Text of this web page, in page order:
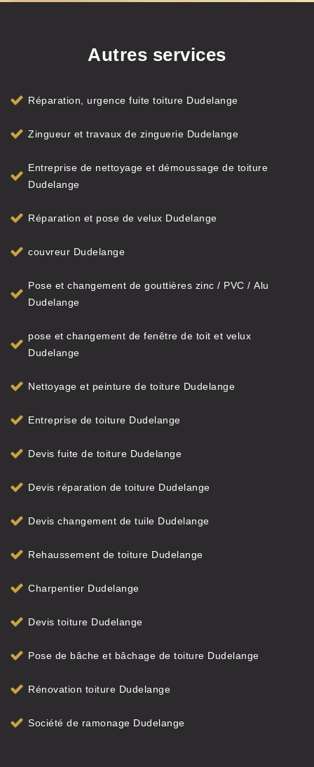
Autres services
Réparation, urgence fuite toiture Dudelange
Zingueur et travaux de zinguerie Dudelange
Entreprise de nettoyage et démoussage de toiture
Dudelange
Réparation et pose de velux Dudelange
couvreur Dudelange
Pose et changement de gouttières zinc / PVC / Alu
Dudelange
pose et changement de fenêtre de toit et velux
Dudelange
Nettoyage et peinture de toiture Dudelange
Entreprise de toiture Dudelange
Devis fuite de toiture Dudelange
Devis réparation de toiture Dudelange
Devis changement de tuile Dudelange
Rehaussement de toiture Dudelange
Charpentier Dudelange
Devis toiture Dudelange
Pose de bâche et bâchage de toiture Dudelange
Rénovation toiture Dudelange
Société de ramonage Dudelange